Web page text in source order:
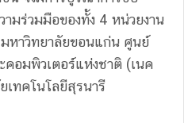
ามร่วมมือของทั้ง 4 หน่วยงาน
หาวิทยาลัยขอนแก่น ศูนย์
คอมพิวเตอร์แห่งชาติ (เนค
เทคโนโลยีสุรนารี